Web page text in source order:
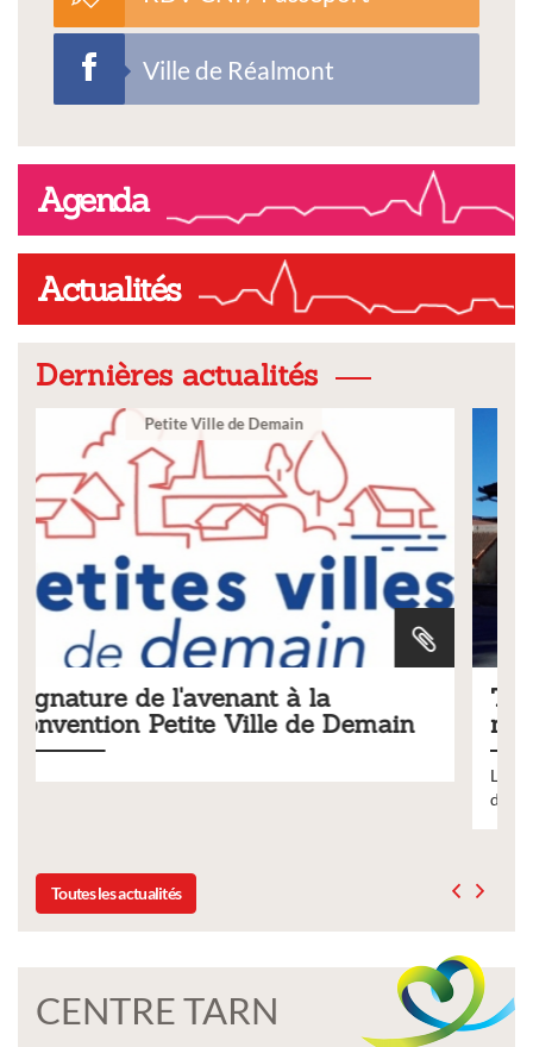
Ville de Réalmont
Agenda
Actualités
Dernières actualités
Tarifs 2026 des services
municipaux
délibération du conseil municipal du 19 décembre
Toutes les actualités
CENTRE TARN